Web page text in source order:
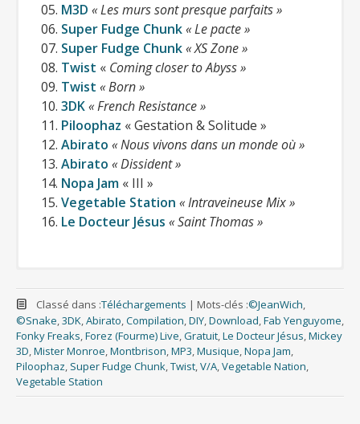
centaine de copies étaient offertes aux
groupes pour diffuser gratuitement
leurs créations.
05. M3D « Les murs sont presque parfaits »
06. Super Fudge Chunk« Le pacte »
07. Super Fudge Chunk« XS Zone »
08. Twist « Coming closer to Abyss »
09. Twist « Born »
10. 3DK« French Resistance »
11. Piloophaz « Gestation & Solitude »
12. Abirato « Nous vivons dans un monde où »
13. Abirato « Dissident »
14. Nopa Jam« III »
15. Vegetable Station « Intraveineuse Mix »
16. Le Docteur Jésus « Saint Thomas »
Classé dans :Téléchargements | Mots-clés :©JeanWich
©Snake 3DK Abirato Compilation DIY Download Fab Yenguyome
Fonky Freaks Forez (Fourme) Live Gratuit Le Docteur Jésus Mickey
3D Mister Monroe Montbrison MP3 Musique Nopa Jam
Piloophaz Super Fudge Chunk Twist V/A Vegetable Nation
Vegetable Station